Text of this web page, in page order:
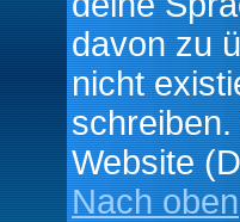
davon zu
nicht
Website
Nach oben